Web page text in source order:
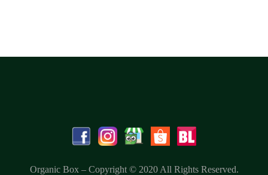
Organic Box – Copyright © 2020 All Rights Reserved.